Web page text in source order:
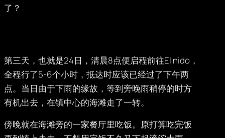
了？
第三天，也就是24日，清晨8点便启程前往El nido，
全程行了5-6个小时，抵达时应该已经过了下午两
点。当日由于下雨的缘故，等到旁晚雨稍停的时方
有机出去，在镇中心的海滩走了一转。
傍晚就在海滩旁的一家餐厅里吃饭。原打算吃完饭